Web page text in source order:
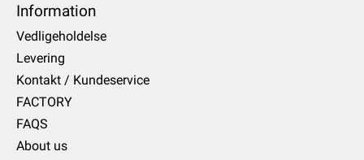
Information
Vedligeholdelse
Levering
Kontakt / Kundeservice
FACTORY
FAQS
About us